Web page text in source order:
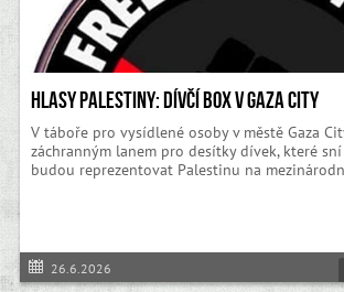
Hlasy Palestiny: Dívčí box v Gaza City
V táboře pro vysídlené osoby v městě Gaza
záchranným lanem pro desítky dívek, které
budou reprezentovat Palestinu na
26.6.2026